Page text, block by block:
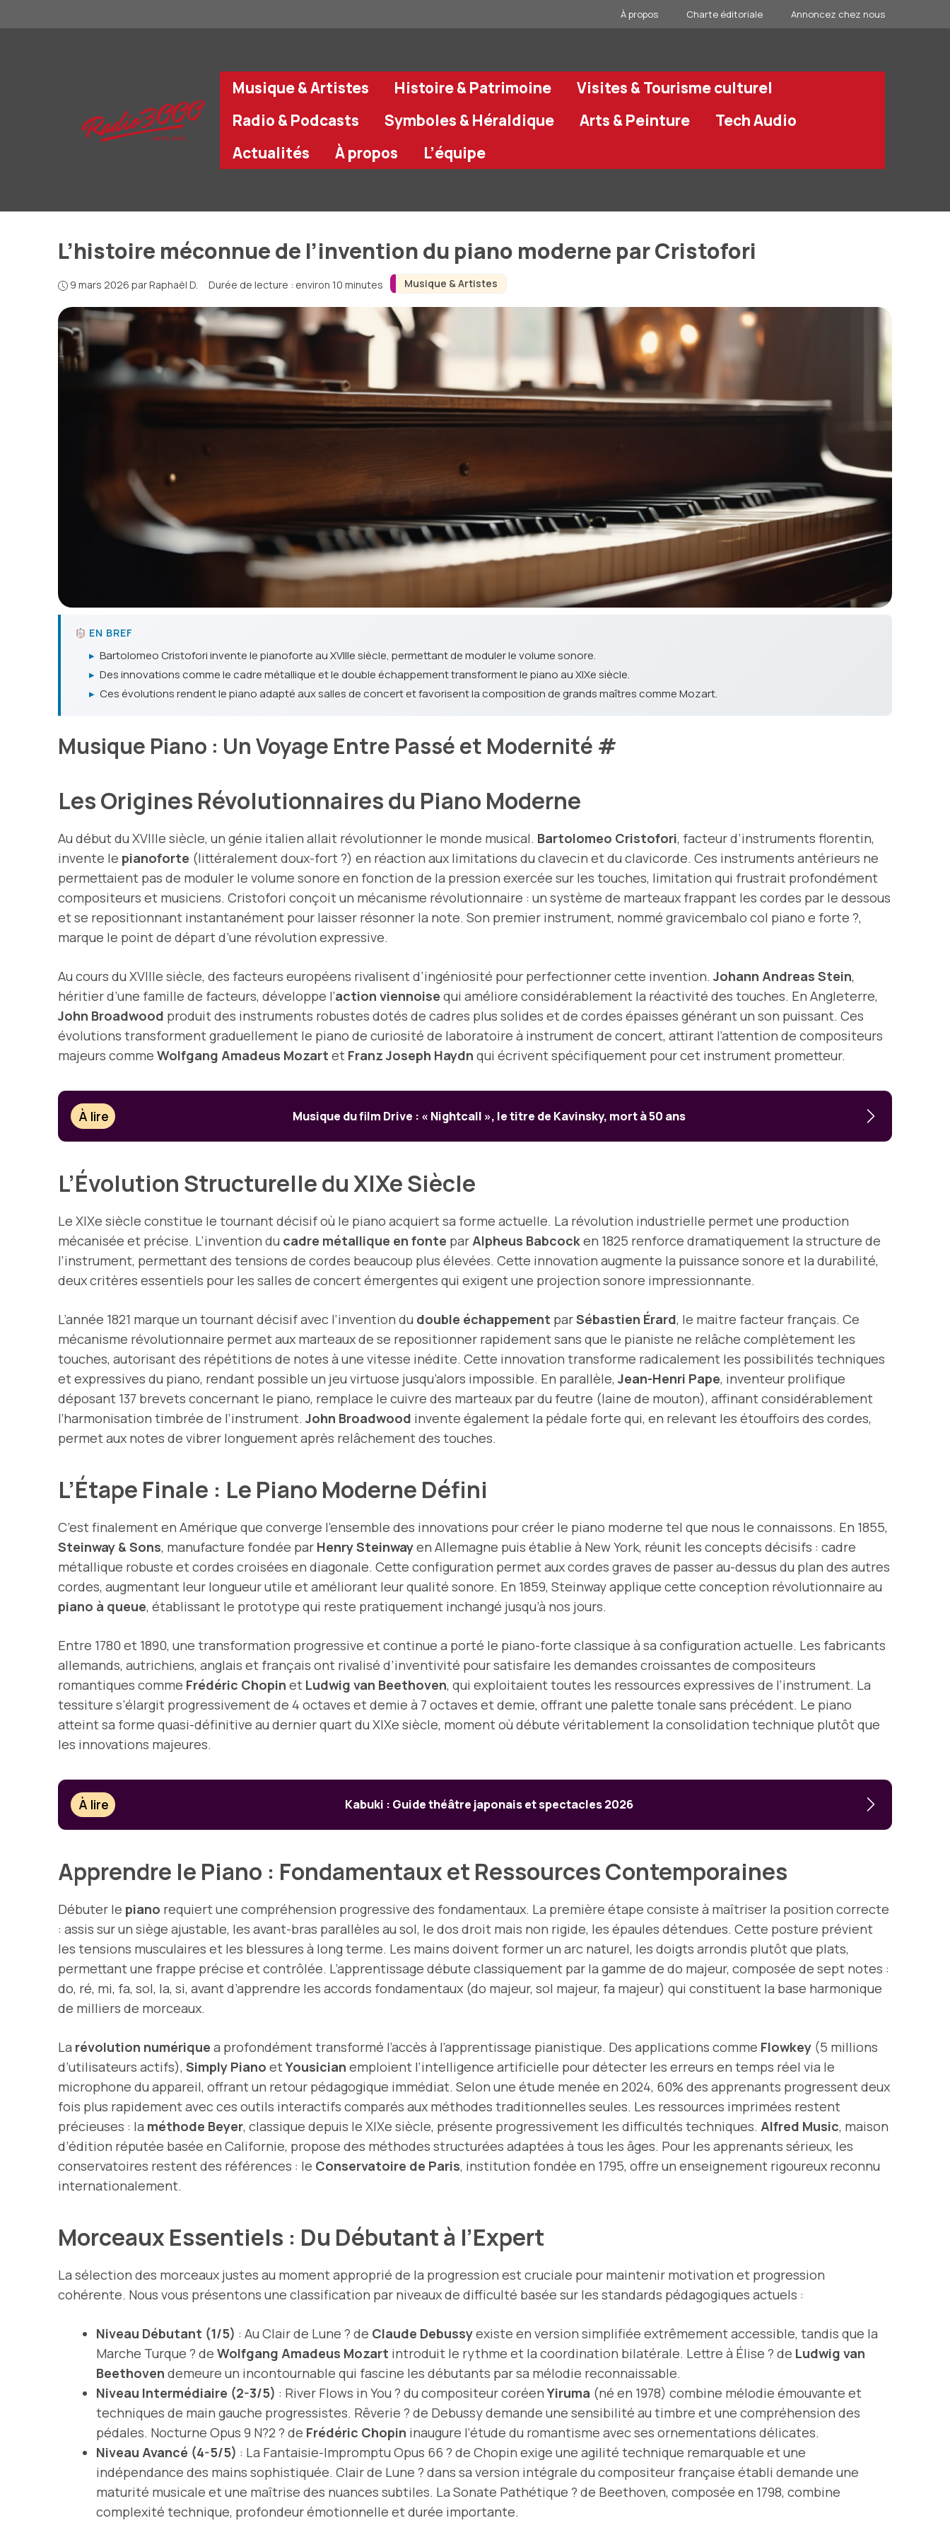
au
À propos Charte éditoriale Annoncez chez nous
Musique & Artistes Histoire & Patrimoine
Visites & Tourisme culturel
Radio & Podcasts
Symboles & Héraldique Arts & Peinture
Tech Audio
Actualités
À propos L’équipe
Musique & Artistes
L’histoire méconnue de l’invention du piano moderne par Cristofori
9 mars 2026 parRaphaël D. · Durée de lecture : environ 10 minutes
EN BREF
▸ Bartolomeo Cristofori invente le pianoforte au XVIIIe siècle, permettant de moduler le volume sonore.
▸ Des innovations comme le cadre métallique et le double échappement transforment le piano au XIXe siècle.
▸ Ces évolutions rendent le piano adapté aux salles de concert et favorisent la composition de grands maîtres comme Mozart.
Musique Piano : Un Voyage Entre Passé et Modernité #
Les Origines Révolutionnaires du Piano Moderne
Au début du XVIIIe siècle, un génie italien allait révolutionner le monde musical. Bartolomeo Cristofori, facteur d’instruments florentin,
invente le pianoforte (littéralement doux-fort ?) en réaction aux limitations du clavecin et du clavicorde. Ces instruments antérieurs ne
permettaient pas de moduler le volume sonore en fonction de la pression exercée sur les touches, limitation qui frustrait profondément
compositeurs et musiciens. Cristofori conçoit un mécanisme révolutionnaire : un système de marteaux frappant les cordes par le dessous
et se repositionnant instantanément pour laisser résonner la note. Son premier instrument, nommé gravicembalo col piano e forte ?,
marque le point de départ d’une révolution expressive.
Au cours du XVIIIe siècle, des facteurs européens rivalisent d’ingéniosité pour perfectionner cette invention.Johann Andreas Stein,
héritier d’une famille de facteurs, développe l’action viennoise qui améliore considérablement la réactivité des touches. En Angleterre,
John Broadwood produit des instruments robustes dotés de cadres plus solides et de cordes épaisses générant un son puissant. Ces
évolutions transforment graduellement le piano de curiosité de laboratoire à instrument de concert, attirant l’attention de compositeurs
majeurs comme Wolfgang Amadeus Mozart et Franz Joseph Haydn qui écrivent spécifiquement pour cet instrument prometteur.
À lire Musique du film Drive : « Nightcall », le titre de Kavinsky, mort à 50 ans
L’Évolution Structurelle du XIXe Siècle
Le XIXe siècle constitue le tournant décisif où le piano acquiert sa forme actuelle. La révolution industrielle permet une production
mécanisée et précise. L’invention du cadre métallique en fonte par Alpheus Babcocken 1825 renforce dramatiquement la structure de
l’instrument, permettant des tensions de cordes beaucoup plus élevées. Cette innovation augmente la puissance sonore et la durabilité,
deux critères essentiels pour les salles de concert émergentes qui exigent une projection sonore impressionnante.
L’année 1821 marque un tournant décisif avec l’invention du double échappement parSébastien Érard, le maitre facteur français. Ce
mécanisme révolutionnaire permet aux marteaux de se repositionner rapidement sans que le pianiste ne relâche complètement les
touches, autorisant des répétitions de notes à une vitesse inédite. Cette innovation transforme radicalement les possibilités techniques
et expressives du piano, rendant possible un jeu virtuose jusqu’alors impossible. En parallèle,Jean-Henri Pape, inventeur prolifique
déposant 137 brevets concernant le piano, remplace le cuivre des marteaux par du feutre (laine de mouton), affinant considérablement
l’harmonisation timbrée de l’instrument.John Broadwood invente également la pédale forte qui, en relevant les étouffoirs des cordes,
permet aux notes de vibrer longuement après relâchement des touches.
L’Étape Finale : Le Piano Moderne Défini
C’est finalement en Amérique que converge l’ensemble des innovations pour créer le piano moderne tel que nous le connaissons. En 1855,
Steinway & Sons, manufacture fondée par Henry Steinwayen Allemagne puis établie à New York, réunit les concepts décisifs : cadre
métallique robuste et cordes croisées en diagonale. Cette configuration permet aux cordes graves de passer au-dessus du plan des autres
cordes, augmentant leur longueur utile et améliorant leur qualité sonore. En 1859, Steinway applique cette conception révolutionnaire au
piano à queue, établissant le prototype qui reste pratiquement inchangé jusqu’à nos jours.
Entre 1780 et 1890, une transformation progressive et continue a porté le piano-forte classique à sa configuration actuelle. Les fabricants
allemands, autrichiens, anglais et français ont rivalisé d’inventivité pour satisfaire les demandes croissantes de compositeurs
romantiques comme Frédéric Chopin et Ludwig van Beethoven, qui exploitaient toutes les ressources expressives de l’instrument. La
tessiture s’élargit progressivement de 4 octaves et demie à 7 octaves et demie, offrant une palette tonale sans précédent. Le piano
atteint sa forme quasi-définitive au dernier quart du XIXe siècle, moment où débute véritablement la consolidation technique plutôt que
les innovations majeures.
À lire Kabuki : Guide théâtre japonais et spectacles 2026
Apprendre le Piano : Fondamentaux et Ressources Contemporaines
Débuter le piano requiert une compréhension progressive des fondamentaux. La première étape consiste à maîtriser la position correcte
: assis sur un siège ajustable, les avant-bras parallèles au sol, le dos droit mais non rigide, les épaules détendues. Cette posture prévient
les tensions musculaires et les blessures à long terme. Les mains doivent former un arc naturel, les doigts arrondis plutôt que plats,
permettant une frappe précise et contrôlée. L’apprentissage débute classiquement par la gamme de do majeur, composée de sept notes :
do, ré, mi, fa, sol, la, si, avant d’apprendre les accords fondamentaux (do majeur, sol majeur, fa majeur) qui constituent la base harmonique
de milliers de morceaux.
La révolution numérique a profondément transformé l’accès à l’apprentissage pianistique. Des applications comme Flowkey (5 millions
d’utilisateurs actifs), Simply Piano etYousician emploient l’intelligence artificielle pour détecter les erreurs en temps réel via le
microphone du appareil, offrant un retour pédagogique immédiat. Selon une étude menée en 2024, 60% des apprenants progressent deux
fois plus rapidement avec ces outils interactifs comparés aux méthodes traditionnelles seules. Les ressources imprimées restent
précieuses : la méthode Beyer, classique depuis le XIXe siècle, présente progressivement les difficultés techniques. Alfred Music, maison
d’édition réputée basée en Californie, propose des méthodes structurées adaptées à tous les âges. Pour les apprenants sérieux, les
conservatoires restent des références : le Conservatoire de Paris, institution fondée en 1795, offre un enseignement rigoureux reconnu
internationalement.
Morceaux Essentiels : Du Débutant à l’Expert
La sélection des morceaux justes au moment approprié de la progression est cruciale pour maintenir motivation et progression
cohérente. Nous vous présentons une classification par niveaux de difficulté basée sur les standards pédagogiques actuels :
Niveau Débutant (1/5) : Au Clair de Lune ? de Claude Debussyexiste en version simplifiée extrêmement accessible, tandis que la
Marche Turque ? de Wolfgang Amadeus Mozart introduit le rythme et la coordination bilatérale. Lettre à Élise ? de Ludwig van
Beethoven demeure un incontournable qui fascine les débutants par sa mélodie reconnaissable.
Niveau Intermédiaire (2-3/5) : River Flows in You ? du compositeur coréenYiruma (né en 1978) combine mélodie émouvante et
techniques de main gauche progressistes. Rêverie ? de Debussy demande une sensibilité au timbre et une compréhension des
pédales. Nocturne Opus 9 N?2 ? de Frédéric Chopin inaugure l’étude du romantisme avec ses ornementations délicates.
Niveau Avancé (4-5/5) : La Fantaisie-Impromptu Opus 66 ? de Chopin exige une agilité technique remarquable et une
indépendance des mains sophistiquée. Clair de Lune ? dans sa version intégrale du compositeur française établi demande une
maturité musicale et une maîtrise des nuances subtiles. La Sonate Pathétique ? de Beethoven, composée en 1798, combine
complexité technique, profondeur émotionnelle et durée importante.